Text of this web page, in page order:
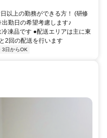
以上の勤務ができる方！ (研修
勤日の希望考慮します♪
凍品です ●配送エリアは主に東
2回の配送を行います
3日からOK